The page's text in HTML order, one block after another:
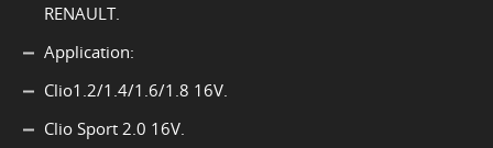
RENAULT.
Application:
Clio1.2/1.4/1.6/1.8 16V.
Clio Sport 2.0 16V.